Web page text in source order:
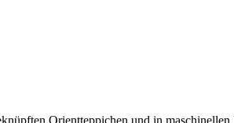
Orientteppichen und in